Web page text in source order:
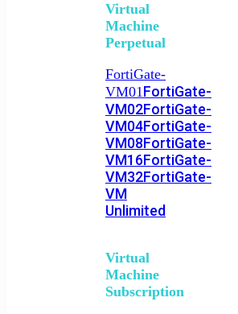
Virtual
Machine
Perpetual
FortiGate-
VM01FortiGate-
VM02FortiGate-
VM04FortiGate-
VM08FortiGate-
VM16FortiGate-
VM32FortiGate-
VM
Unlimited
Virtual
Machine
Subscription